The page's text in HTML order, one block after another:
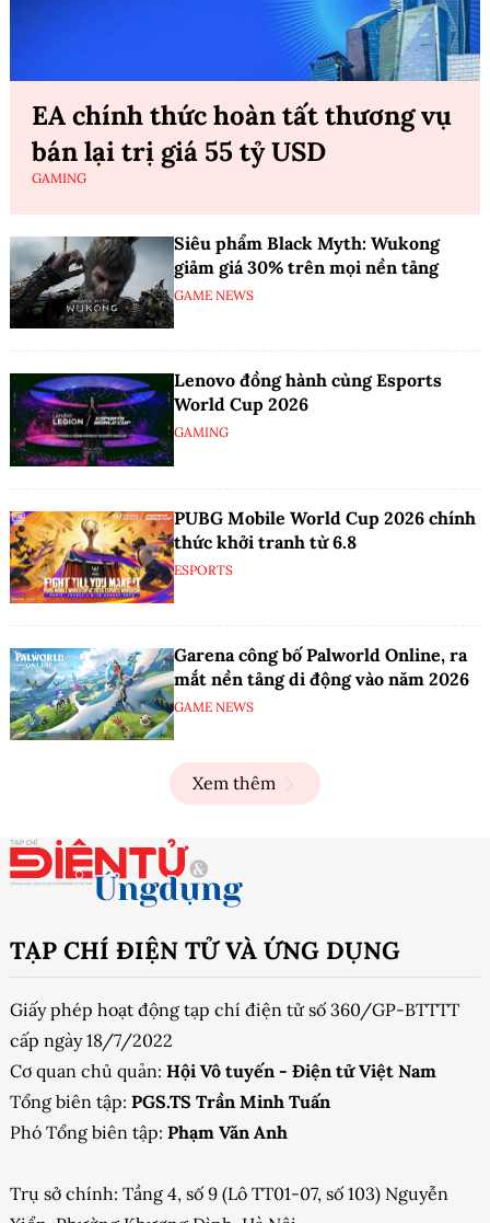
EA chính thức hoàn tất thương vụ
bán lại trị giá 55 tỷ USD
GAMING
Siêu phẩm Black Myth: Wukong
giảm giá 30% trên mọi nền tảng
GAME NEWS
Lenovo đồng hành cùng Esports
World Cup 2026
GAMING
PUBG Mobile World Cup 2026 chính
thức khởi tranh từ 6.8
ESPORTS
Garena công bố Palworld Online, ra
mắt nền tảng di động vào năm 2026
GAME NEWS
Xem thêm
TẠP CHÍ ĐIỆN TỬ VÀ ỨNG DỤNG
Giấy phép hoạt động tạp chí điện tử số 360/GP-BTTTT
cấp ngày 18/7/2022
Cơ quan chủ quản: Hội Vô tuyến - Điện tử Việt Nam
Tổng biên tập: PGS.TS Trần Minh Tuấn
Phó Tổng biên tập: Phạm Văn Anh
Trụ sở chính: Tầng 4, số 9 (Lô TT01-07, số 103) Nguyễn